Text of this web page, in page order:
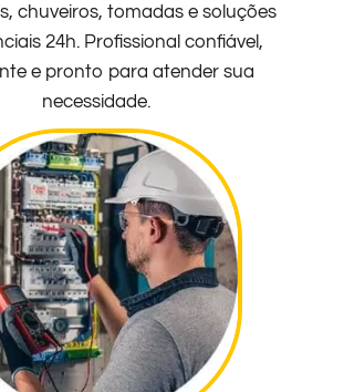
chuveiros, tomadas e soluções
24h. Profissional confiável,
e pronto para atender sua
necessidade.